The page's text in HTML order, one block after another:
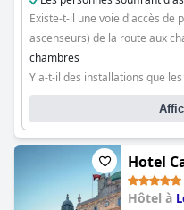
Existe-t-il une voie d'accès de
ascenseurs) de la route aux
chambres
Y a-t-il des installations que
ne peuvent pas atteindre ? Non
Hotel
Hôtel à